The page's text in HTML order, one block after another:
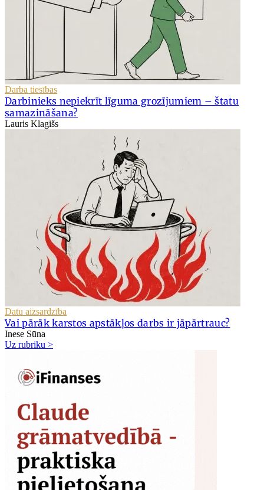
Darba tiesības
Darbinieks nepiekrīt līguma grozījumiem – štatu
samazināšana?
Lauris Klagišs
Datu aizsardzība
Vai pārāk karstos apstākļos darbs ir jāpārtrauc?
Inese Sūna
Uz rubriku >